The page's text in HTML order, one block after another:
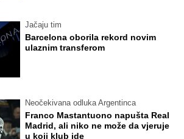
Jačaju tim
Barcelona oborila rekord novim
ulaznim transferom
Neočekivana odluka Argentinca
Franco Mastantuono napušta Real
Madrid, ali niko ne može da vjeruje
u koji klub ide